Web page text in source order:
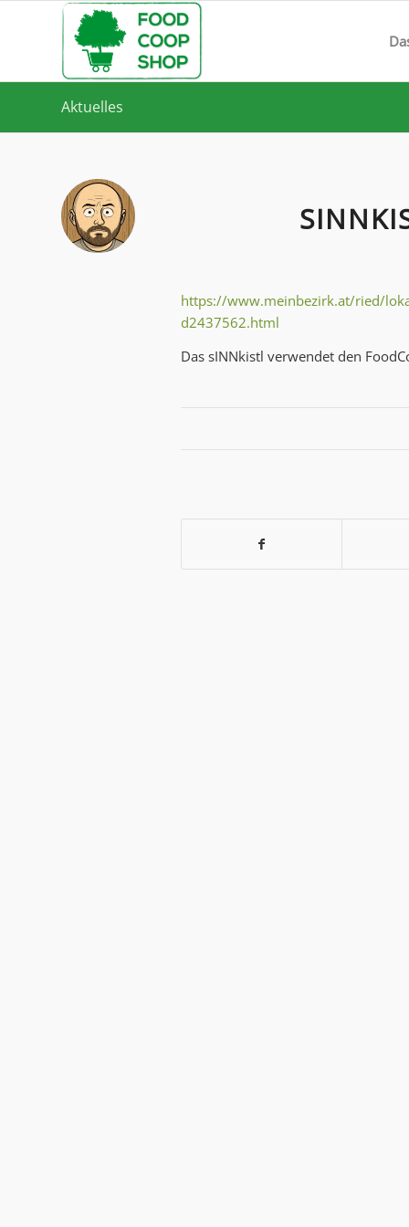
Aktuelles
https://www.meinbezirk.at/ried/
d2437562.html
Das sINNkistl verwendet den